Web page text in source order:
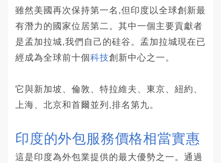
雖然美國再次保持第一名,但印度以全球創新最
有潛力的國家位居第二。其中一個主要貢獻者
是孟加拉城,我們自己的硅谷。孟加拉城現在已
經成為全球前十個科技創新中心之一。
它與新加坡、倫敦、特拉維夫、東京、紐約、
上海、北京和首爾並列,排名第九。
印度的外包服務價格相當實惠
這是印度為外包業提供的最大優勢之一。通過